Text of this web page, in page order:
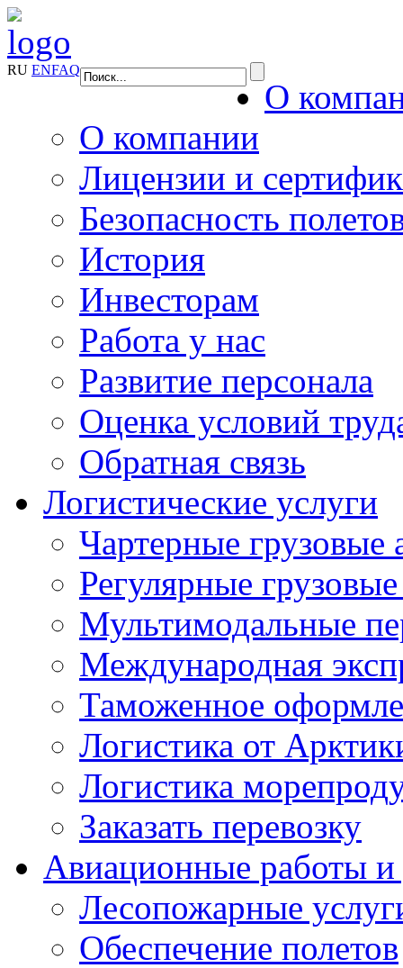
RU ENFAQ
О
О компании
Лицензии и
Безопасность
История
Инвесторам
Работа у нас
Развитие персонала
Оценка условий
Обратная связь
Логистические услуги
Чартерные грузовые
Регулярные
Мультимодальные
Международная
Таможенное
Логистика от
Логистика
Заказать перевозку
Авиационные работы и
Лесопожарные
Обеспечение полетов